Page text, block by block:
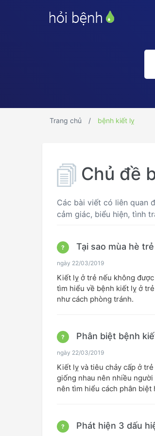
Trang chủ bệnh kiết lỵ
Chủ đề
Các bài viết có liên quan
cảm giác, biểu hiện, tình
? Tại sao mùa hè
ngày 22/03/2019
Kiết lỵ ở trẻ nếu không
tìm hiểu về bệnh kiết lỵ ở
như cách phòng tránh.
? Phân biệt bệnh
ngày 22/03/2019
Kiết lỵ và tiêu chảy cấp ở
giống nhau nên nhiều
nên tìm hiểu cách phân biệt
? Phát hiện 3 dấu